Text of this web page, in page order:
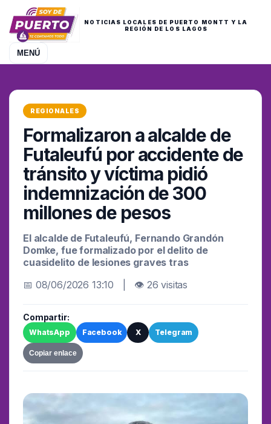
NOTICIAS LOCALES DE PUERTO MONTT Y LA
REGIÓN DE LOS LAGOS
MENÚ
REGIONALES
Formalizaron a alcalde de
Futaleufú por accidente de
tránsito y víctima pidió
indemnización de 300
millones de pesos
El alcalde de Futaleufú, Fernando Grandón
Domke, fue formalizado por el delito de
cuasidelito de lesiones graves tras
📅 08/06/2026 13:10 | 👁 26 visitas
Compartir:
WhatsApp Facebook X Telegram
Copiar enlace